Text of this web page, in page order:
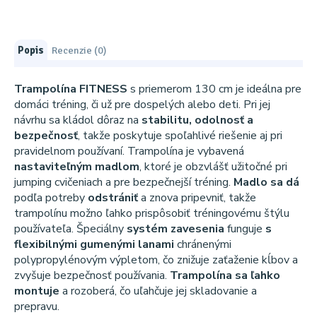
Popis Recenzie (0)
Trampolína FITNESS s priemerom 130 cm je ideálna pre
domáci tréning, či už pre dospelých alebo deti. Pri jej
návrhu sa kládol dôraz na stabilitu, odolnosť a
bezpečnosť, takže poskytuje spoľahlivé riešenie aj pri
pravidelnom používaní. Trampolína je vybavená
nastaviteľným madlom, ktoré je obzvlášť užitočné pri
jumping cvičeniach a pre bezpečnejší tréning. Madlo sa dá
podľa potreby odstrániťa znova pripevniť, takže
trampolínu možno ľahko prispôsobiť tréningovému štýlu
používateľa. Špeciálny systém zavesenia funguje s
flexibilnými gumenými lanami chránenými
polypropylénovým výpletom, čo znižuje zaťaženie kĺbov a
zvyšuje bezpečnosť používania. Trampolína sa ľahko
montuje a rozoberá, čo uľahčuje jej skladovanie a
prepravu.